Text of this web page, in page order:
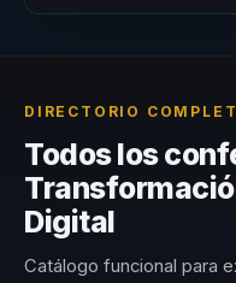
DIRECTORIO
Todos los
Digital
Catálogo funcional para